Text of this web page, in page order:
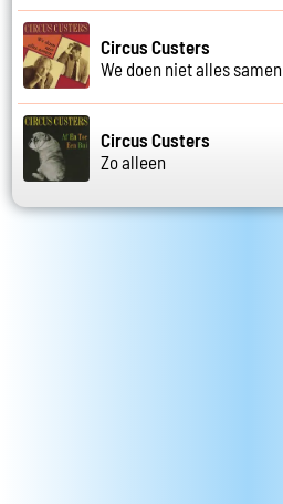
Circus Custers
We doen niet alles samen
Circus Custers
Zo alleen